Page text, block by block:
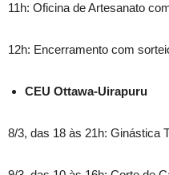
11h: Oficina de Artesanato
12h: Encerramento com
CEU Ottawa-Uirapuru
8/3, das 18 às 21h: Ginástica